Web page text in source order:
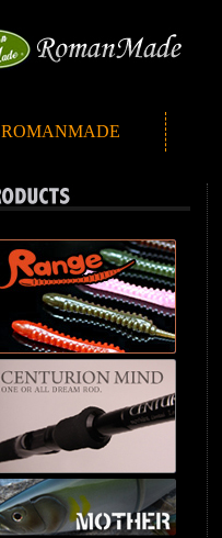
ROMANMADE